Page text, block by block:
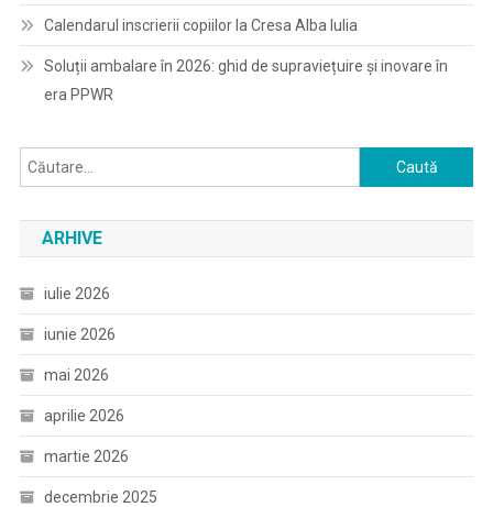
Calendarul inscrierii copiilor la Cresa Alba Iulia
Soluții ambalare în 2026: ghid de supraviețuire și inovare în
era PPWR
Caută
după:
ARHIVE
iulie 2026
iunie 2026
mai 2026
aprilie 2026
martie 2026
decembrie 2025